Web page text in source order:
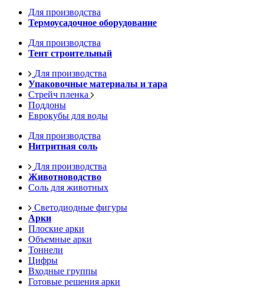
Для производства
Термоусадочное оборудование
Для производства
Тент строительный
Для производства
Упаковочные материалы и тара
Стрейч пленка
Поддоны
Еврокубы для воды
Для производства
Нитритная соль
Для производства
Животноводство
Соль для животных
Светодиодные фигуры
Арки
Плоские арки
Объемные арки
Тоннели
Цифры
Входные группы
Готовые решения арки